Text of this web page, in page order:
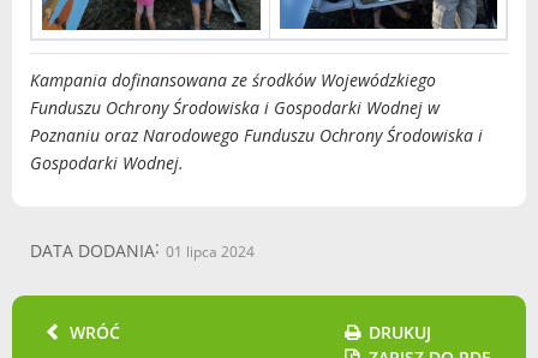
Kampania dofinansowana ze środków Wojewódzkiego
Funduszu Ochrony Środowiska i Gospodarki Wodnej w
Poznaniu oraz Narodowego Funduszu Ochrony Środowiska i
Gospodarki Wodnej.
DATA DODANIA 01 lipca 2024
WRÓĆ
DRUKUJ